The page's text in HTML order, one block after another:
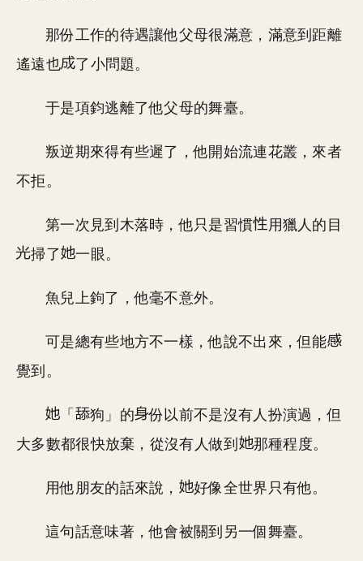
那份工作的待遇讓他父母很滿意，滿意到距離
遙遠也
了小問題。
于是項鈞逃離了他父母的舞臺。
叛逆期來得有些遲了，他開始流連花叢，來者
不拒。
第一次見到木落時，他只是習慣
用獵人的目
掃了
一眼。
魚兒上鉤了，他毫不意外。
可是總有些地方不一樣，他說不出來，但能
覺到。
「 狗」的
份以前不是沒有人扮演過，但
大多數都很快放棄，從沒有人做到
那種程度。
用他朋友的話來說， 好像全世界只有他。
這句話意味著，他會被關到另一個舞臺。